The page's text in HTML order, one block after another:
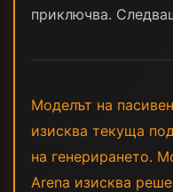
приключва.
Моделът на
изисква текуща
на генерирането.
Arena изисква